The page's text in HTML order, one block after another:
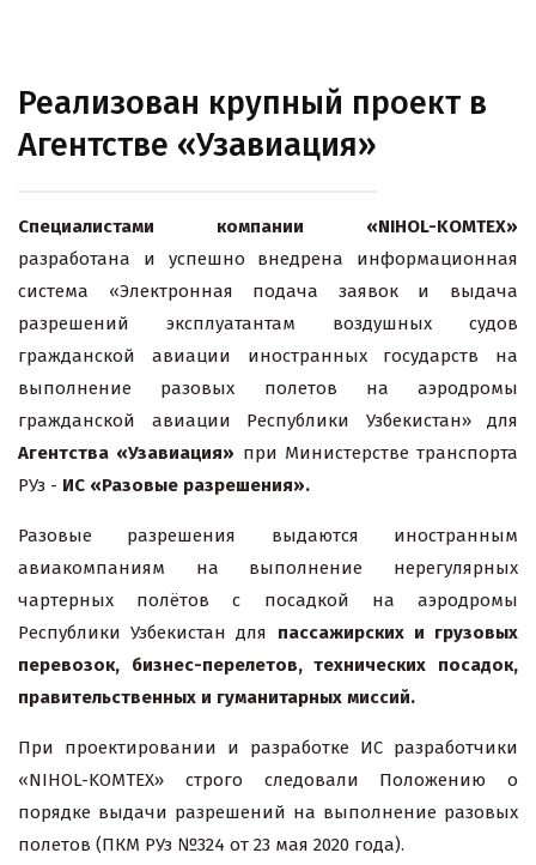
Реализован крупный проект в
Агентстве «Узавиация»
Специалистами компании «NIHOL-KOMTEX»
разработана и успешно внедрена информационная
система «Электронная подача заявок и выдача
разрешений эксплуатантам воздушных судов
гражданской авиации иностранных государств на
выполнение разовых полетов на аэродромы
гражданской авиации Республики Узбекистан» для
Агентства «Узавиация» при Министерстве транспорта
РУз - ИС «Разовые разрешения».
Разовые разрешения выдаются иностранным
авиакомпаниям на выполнение нерегулярных
чартерных полётов с посадкой на аэродромы
Республики Узбекистан для пассажирских и грузовых
перевозок, бизнес-перелетов, технических посадок,
правительственных и гуманитарных миссий.
При проектировании и разработке ИС разработчики
«NIHOL-KOMTEX» строго следовали Положению о
порядке выдачи разрешений на выполнение разовых
полетов (ПКМ РУз №324 от 23 мая 2020 года).